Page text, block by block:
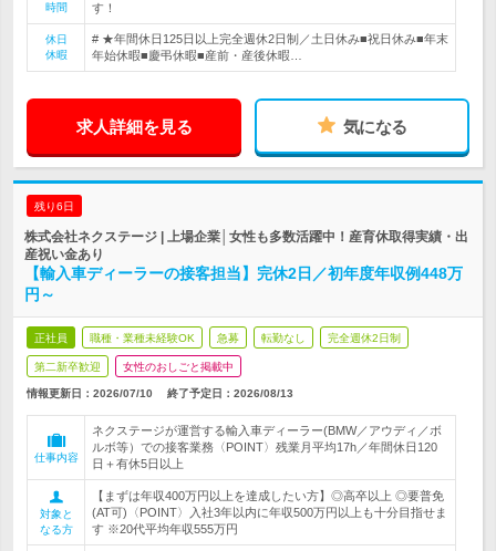
時間
す！
休日
休暇
# ★年間休日125日以上完全週休2日制／土日休み■祝日休み■年末
年始休暇■慶弔休暇■産前・産後休暇…
求人詳細を見る 気になる
残り6日
株式会社ネクステージ | 上場企業│女性も多数活躍中！産育休取得実績・出
産祝い金あり
【輸入車ディーラーの接客担当】完休2日／初年度年収例448万
円～
正社員 職種・業種未経験OK 急募 転勤なし 完全週休2日制
第二新卒歓迎 女性のおしごと掲載中
情報更新日：2026/07/10 終了予定日： 2026/08/13
仕事内容
ネクステージが運営する輸入車ディーラー(BMW／アウディ／ボ
ルボ等）での接客業務〈POINT〉残業月平均17h／年間休日120
日＋有休5日以上
対象と
なる方
【まずは年収400万円以上を達成したい方】◎高卒以上 ◎要普免
(AT可)〈POINT〉入社3年以内に年収500万円以上も十分目指せま
す ※20代平均年収555万円